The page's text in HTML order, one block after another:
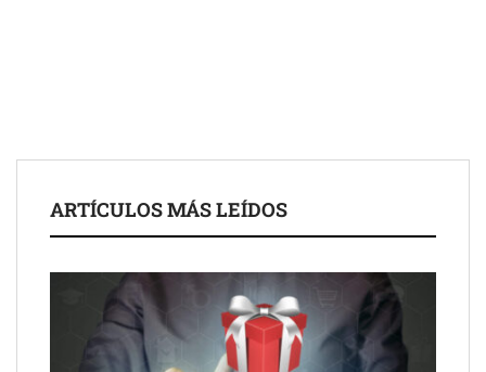
La luz roja, el nuevo aftersun, actúa en la recuperación de la piel
Eulalia Roig lanza ‘The Journal’, una revista digital mensual de
entrevistas y fotografía editorial
ARTÍCULOS MÁS LEÍDOS